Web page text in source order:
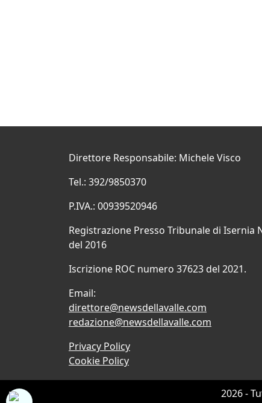
Direttore Responsabile: Michele Visco
Tel.: 392/9850370
P.IVA.: 00939520946
Registrazione Presso Tribunale di Isernia
del 2016
Iscrizione ROC numero 37623 del 2021.
Email:
direttore@newsdellavalle.com
redazione@newsdellavalle.com
Privacy Policy
Cookie Policy
2026 -